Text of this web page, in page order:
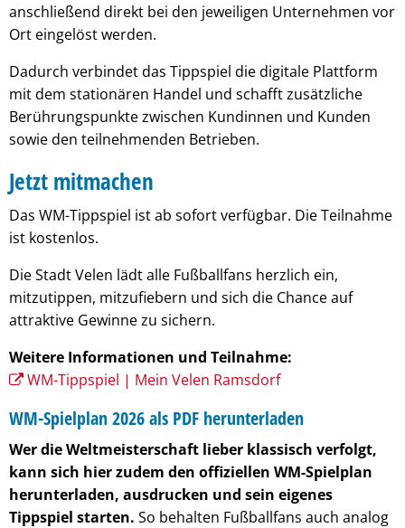
anschließend direkt bei den jeweiligen Unternehmen vor
Ort eingelöst werden.
Dadurch verbindet das Tippspiel die digitale Plattform
mit dem stationären Handel und schafft zusätzliche
Berührungspunkte zwischen Kundinnen und Kunden
sowie den teilnehmenden Betrieben.
Jetzt mitmachen
Das WM-Tippspiel ist ab sofort verfügbar. Die Teilnahme
ist kostenlos.
Die Stadt Velen lädt alle Fußballfans herzlich ein,
mitzutippen, mitzufiebern und sich die Chance auf
attraktive Gewinne zu sichern.
Weitere Informationen und Teilnahme:
WM-Tippspiel | Mein Velen Ramsdorf
WM-Spielplan 2026 als PDF herunterladen
Wer die Weltmeisterschaft lieber klassisch verfolgt,
kann sich hier zudem den offiziellen WM-Spielplan
herunterladen, ausdrucken und sein eigenes
Tippspiel starten. So behalten Fußballfans auch analog